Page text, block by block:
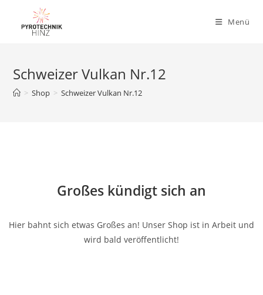
Menü
Schweizer Vulkan Nr.12
> Shop > Schweizer Vulkan Nr.12
Großes kündigt sich an
Hier bahnt sich etwas Großes an! Unser Shop ist in Arbeit und
wird bald veröffentlicht!